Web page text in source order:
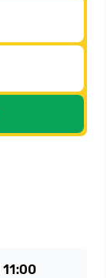
11:00